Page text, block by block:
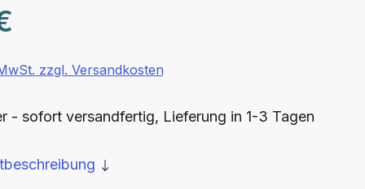
zzgl. Versandkosten
- sofort versandfertig, Lieferung in 1-3 Tagen